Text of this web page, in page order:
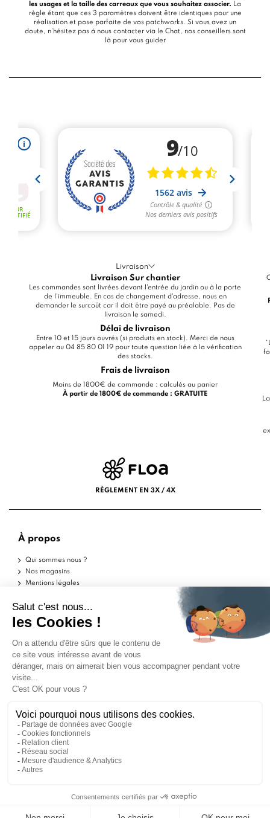
les usages et la taille des carreaux que vous souhaitez associer. La
règle étant que ces 3 paramètres doivent être identiques pour une
réalisation et pose parfaite de vos patchworks. Si vous avez un
doute, n’hésitez pas à nous contacter via le Chat, nos conseillers sont
là pour vous guider
Livraison
Livraison Sur chantier
Les commandes sont livrées devant l'entrée du jardin ou à la porte
de l'immeuble. En cas de changement d'adresse, nous en
demander le surcoût car il doit être payé au préalable. Pas de
livraison le samedi.
Délai de livraison
Entre 10 et 15 jours ouvrés (si produits en stock). Merci de nous
appeler au 04 85 80 01 19 pour toute question liée à la vérification
des stocks.
Frais de livraison
Moins de 1800€ de commande : calculés au panier
À partir de 1800€ de commande : GRATUITE
RÈGLEMENT EN 3X / 4X
À propos
Qui sommes nous ?
Nos magasins
Mentions légales
Politique de confidentialité
Aide
Echantillons
Livraisons
Retours
FAQ
Contactez-nous
Marchand approuvé par la Société des Avis Garantis,
cliquez ici pour vérifier.
ILS PARLENT DE NOUS